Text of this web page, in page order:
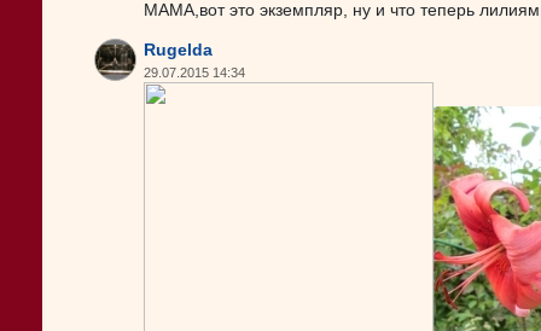
МАМА,вот это экземпляр, ну и что теперь
Rugelda
29.07.2015 14:34